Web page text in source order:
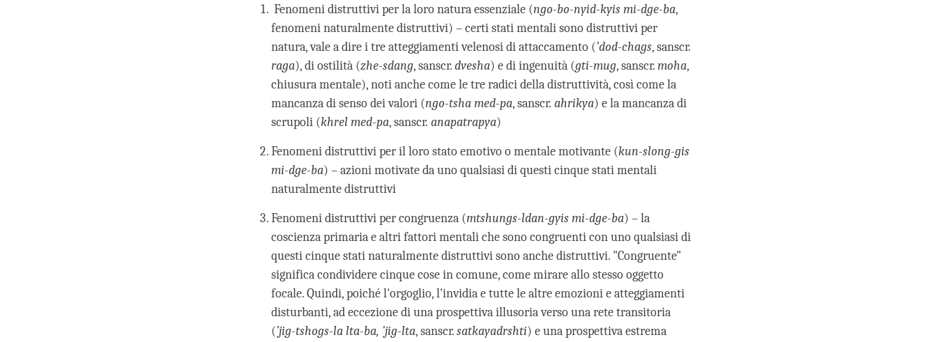
Fenomeni distruttivi per la loro natura essenziale (ngo-bo-nyid-kyis mi-dge-ba,
fenomeni naturalmente distruttivi) – certi stati mentali sono distruttivi per
natura, vale a dire i tre atteggiamenti velenosi di attaccamento (’dod-chags, sanscr.
raga), di ostilità (zhe-sdang, sanscr.dvesha) e di ingenuità (gti-mug, sanscr.moha,
chiusura mentale), noti anche come le tre radici della distruttività, così come la
mancanza di senso dei valori (ngo-tsha med-pa, sanscr. ahrikya) e la mancanza di
scrupoli (khrel med-pa, sanscr. anapatrapya)
Fenomeni distruttivi per il loro stato emotivo o mentale motivante (kun-slong-gis
mi-dge-ba) – azioni motivate da uno qualsiasi di questi cinque stati mentali
naturalmente distruttivi
Fenomeni distruttivi per congruenza (mtshungs-ldan-gyis mi-dge-ba) – la
coscienza primaria e altri fattori mentali che sono congruenti con uno qualsiasi di
questi cinque stati naturalmente distruttivi sono anche distruttivi. "Congruente"
significa condividere cinque cose in comune, come mirare allo stesso oggetto
focale. Quindi, poiché l'orgoglio, l'invidia e tutte le altre emozioni e atteggiamenti
disturbanti, ad eccezione di una prospettiva illusoria verso una rete transitoria
(’jig-tshogs-la lta-ba, ’jig-lta, sanscr.satkayadrshti) e una prospettiva estrema